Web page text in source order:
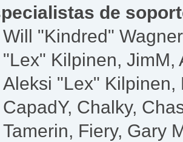
de
Will "Kindred"
"Lex" Kilpinen, JimM,
Aleksi "Lex" Kilpinen,
CapadY, Chalky,
Tamerin, Fiery, Gary